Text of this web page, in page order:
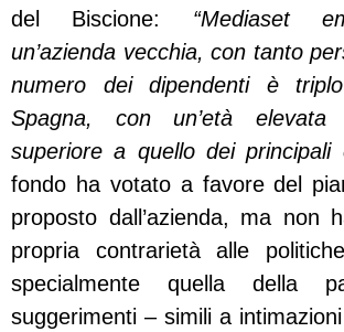
del Biscione: “Mediaset
un’azienda vecchia, con tanto
numero dei dipendenti è
Spagna, con un’età
superiore a quello dei principali
fondo ha votato a favore del
proposto dall’azienda, ma non
propria contrarietà alle
specialmente quella della
suggerimenti – simili a